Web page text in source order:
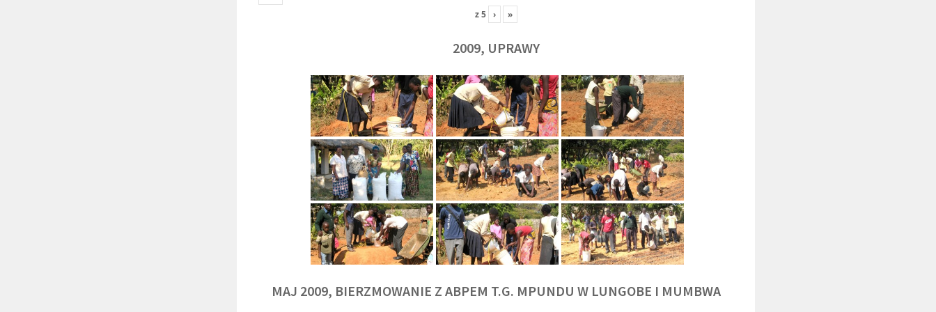
z5 › »
2009, UPRAWY
MAJ 2009, BIERZMOWANIE Z ABPEM T.G. MPUNDU W LUNGOBE I MUMBWA